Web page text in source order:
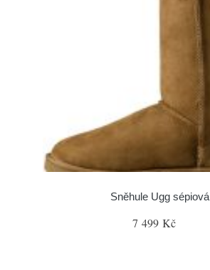
Sněhule Ugg sépiová
7 499 Kč